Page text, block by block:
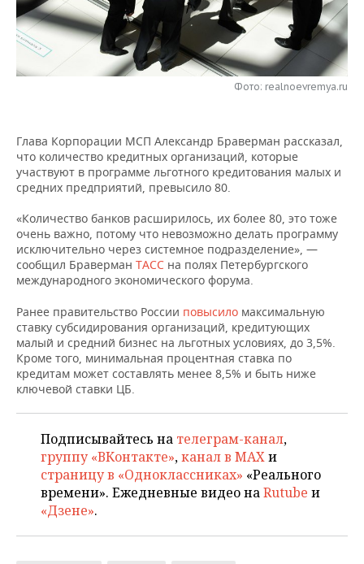
НЕФТЕХИМИЯ
НЕФТЬ
ОПК
РОЗНИЧНАЯ ТОРГОВЛЯ
ТРАНСПОРТ
НОВОСТИ ТЕХНОЛОГИЙ
IT
ТЕЛЕКОММУНИКАЦИИ
МЕРОПРИЯТИЯ
НОВОСТИ МЕРОПРИЯТИЙ
БИЗНЕС-БРАНЧИ
ONLINE-КОНФЕРЕНЦИИ
ОТКРЫТАЯ ЛЕКЦИЯ
СПОРТ
ФУТБОЛ
ХОККЕЙ
БАСКЕТБОЛ
ВОЛЕЙБОЛ
КИБЕРСПОРТ
ФИГУРНОЕ КАТАНИЕ
ВОДНЫЕ ВИДЫ СПОРТА
НОВОСТИ ОБЩЕСТВА
ВЛАСТЬ
ИНФРАСТРУКТУРА
ИСТОРИЯ
КУЛЬТУРА
МЕДИЦИНА
ОБРАЗОВАНИЕ
ФОТОГАЛЕРЕЯ
СЮЖЕТЫ
СПРАВОЧНИК
СПИСОК ПЕРСОН
СПИСОК КОМПАНИЙ
ПОЛНАЯ ВЕРСИЯ
Фото: realnoevremya.ru
Глава Корпорации МСП Александр Браверман рассказал,
что количество кредитных организаций, которые
участвуют в программе льготного кредитования малых и
средних предприятий, превысило 80.
«Количество банков расширилось, их более 80, это тоже
очень важно, потому что невозможно делать программу
исключительно через системное подразделение», —
сообщил Браверман ТАСС на полях Петербургского
международного экономического форума.
Ранее правительство России повысило максимальную
ставку субсидирования организаций, кредитующих
малый и средний бизнес на льготных условиях, до 3,5%.
Кроме того, минимальная процентная ставка по
кредитам может составлять менее 8,5% и быть ниже
ключевой ставки ЦБ.
Подписывайтесь на телеграм-канал,
группу «ВКонтакте»,канал в MAXи
страницу в «Одноклассниках» «Реального
времени». Ежедневные видео наRutube и
«Дзене».